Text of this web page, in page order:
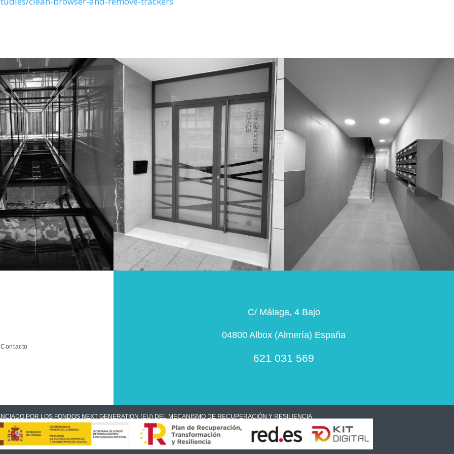
Contacto
C/ Málaga, 4 Bajo
04800 Albox (Almería) España
621 031 569
POR LOS FONDOS NEXT GENERATION (EU) DEL MECANISMO DE RECUPERACIÓN Y RESILIENCIA